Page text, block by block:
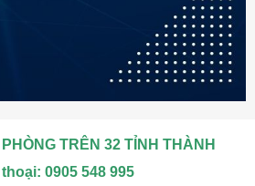
TRÊN 32 TỈNH THÀNH
0905 548 995